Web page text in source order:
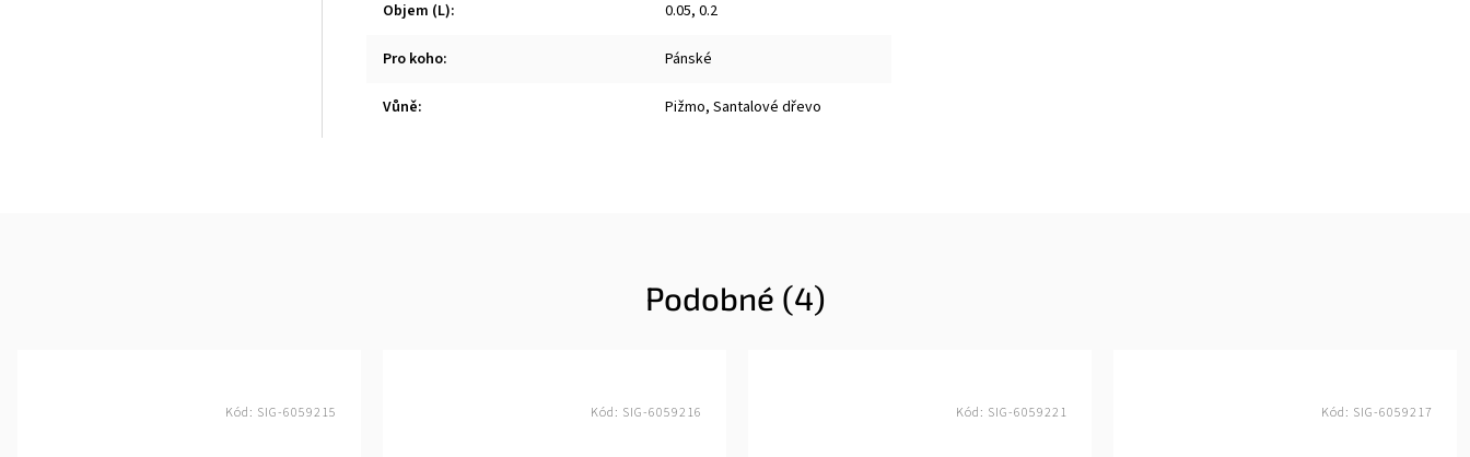
Objem (L): 0.05, 0.2
Pro koho: Pánské
Vůně: Pižmo, Santalové dřevo
Podobné (4)
Kód: SIG-6059215 Kód: SIG-6059216 Kód: SIG-6059221 Kód: SIG-6059217